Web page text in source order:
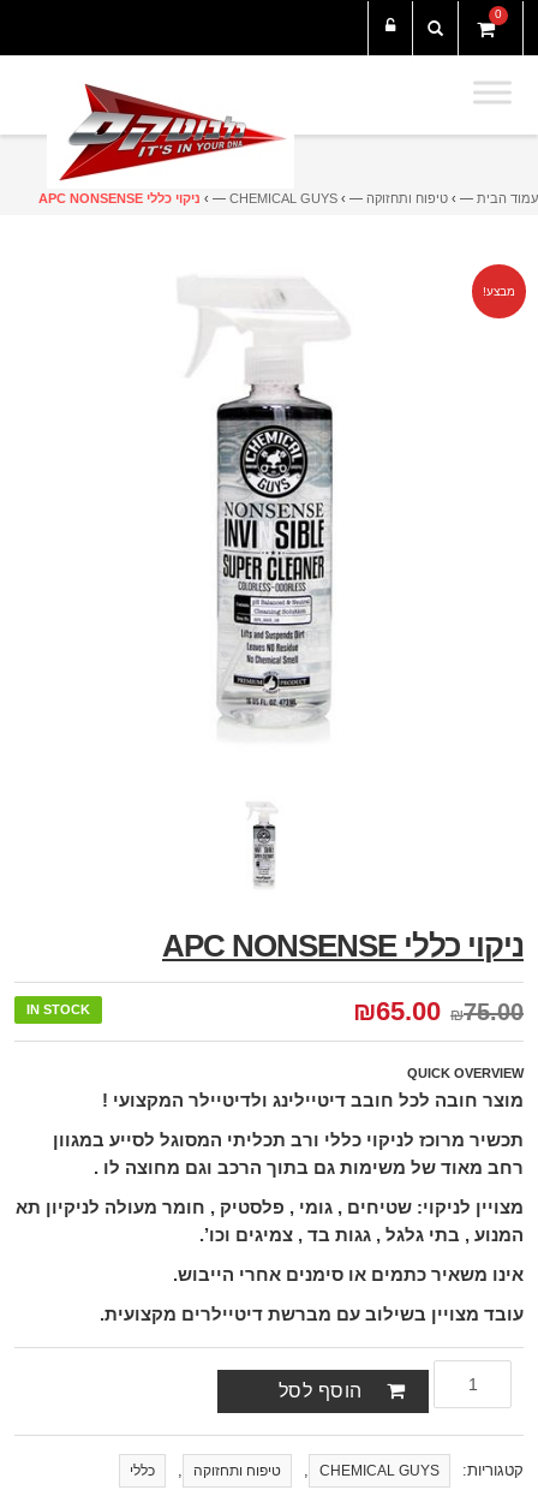
0
עמוד הבית — › טיפוח ותחזוקה — ›
CHEMICAL GUYS
— › ניקוי כללי APC NONSENSE
מבצע!
ניקוי כללי APC NONSENSE
₪75.00
₪65.00
IN STOCK
QUICK OVERVIEW
מוצר חובה לכל חובב דיטיילינג ולדיטיילר המקצועי !
תכשיר מרוכז לניקוי כללי ורב תכליתי המסוגל לסייע במגוון
רחב מאוד של משימות גם בתוך הרכב וגם מחוצה לו .
מצויין לניקוי: שטיחים , גומי , פלסטיק , חומר מעולה לניקיון תא
המנוע , בתי גלגל , גגות בד , צמיגים וכו’.
אינו משאיר כתמים או סימנים אחרי הייבוש.
עובד מצויין בשילוב עם מברשת דיטיילרים מקצועית.
הוסף לסל
קטגוריות: CHEMICAL GUYS
, טיפוח ותחזוקה , כללי